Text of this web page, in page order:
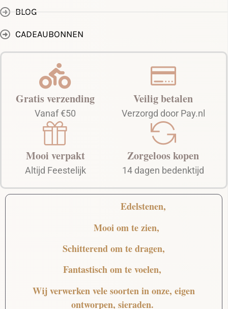
BLOG
CADEAUBONNEN
Gratis verzending
Vanaf €50
Mooi verpakt
Altijd Feestelijk
Veilig betalen
Verzorgd door Pay.nl
Zorgeloos kopen
14 dagen bedenktijd
Edelstenen,
Mooiom te zien,
Schitterendom te dragen,
Fantastischom te voelen,
Wij verwerken vele soorten in onze, eigen
ontworpen, sieraden.